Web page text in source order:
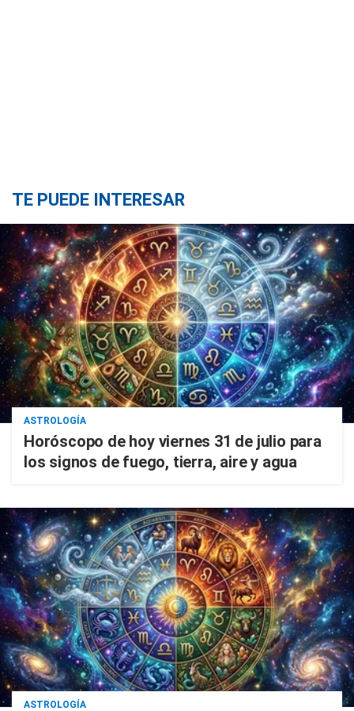
TE PUEDE INTERESAR
ASTROLOGÍA
Horóscopo de hoy viernes 31 de julio para
los signos de fuego, tierra, aire y agua
ASTROLOGÍA